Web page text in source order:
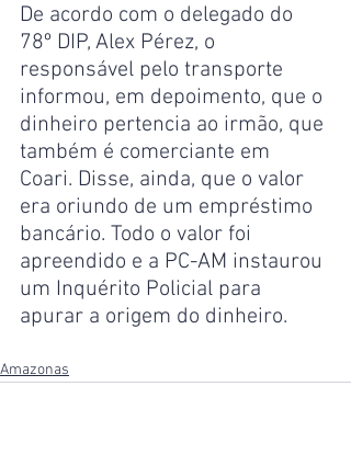
De acordo com o delegado do
78º DIP, Alex Pérez, o
responsável pelo transporte
informou, em depoimento, que o
dinheiro pertencia ao irmão, que
também é comerciante em
Coari. Disse, ainda, que o valor
era oriundo de um empréstimo
bancário. Todo o valor foi
apreendido e a PC-AM instaurou
um Inquérito Policial para
apurar a origem do dinheiro.
Amazonas